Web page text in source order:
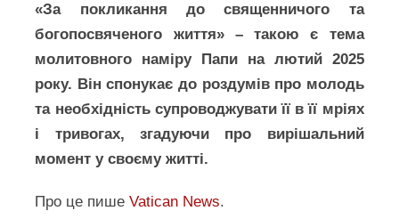
«За покликання до священничого та
богопосвяченого життя» – такою є тема
молитовного наміру Папи на лютий 2025
року. Він спонукає до роздумів про молодь
та необхідність супроводжувати її в її мріях
і тривогах, згадуючи про вирішальний
момент у своєму житті.
Про це пишеVatican News.